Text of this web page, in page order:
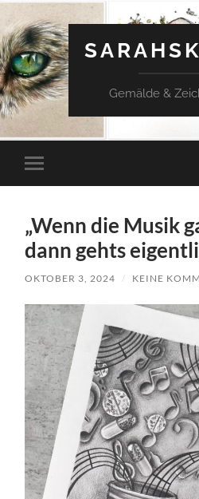
Gemälde &
Mobile-
Menü
„Wenn die Musik
dann gehts
OKTOBER 3, 2024 / KEINE